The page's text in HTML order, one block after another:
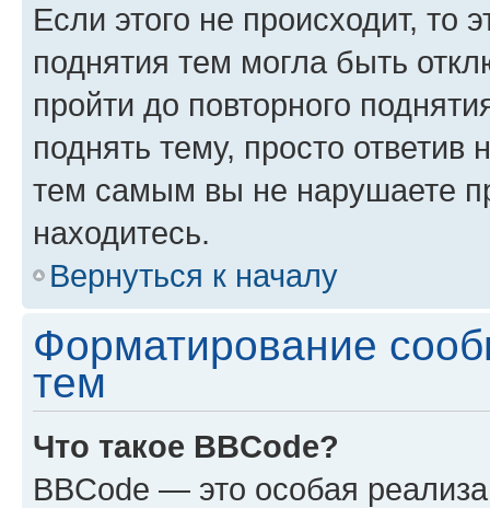
Если этого не происходит, то
поднятия тем могла быть
пройти до повторного
поднять тему, просто ответив
тем самым вы не нарушаете
находитесь.
Вернуться к началу
Форматирование
тем
Что такое BBCode?
BBCode — это особая